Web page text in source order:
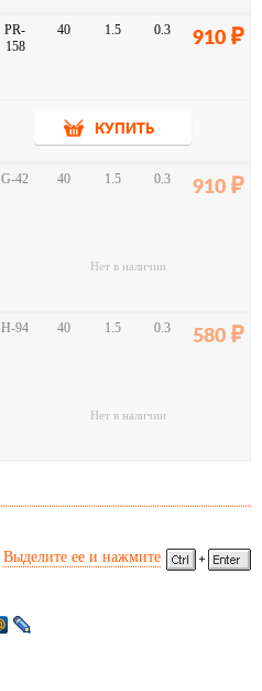
PR-
158
40 1.5 0.3 910
КУПИТЬ
G-42 40 1.5 0.3 910
Нет в наличии
H-94 40 1.5 0.3 580
Нет в наличии
Выделите ее и нажмите